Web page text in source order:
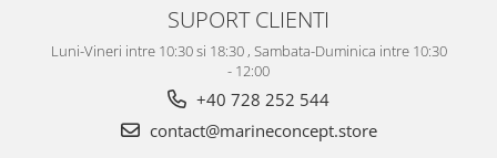
SUPORT CLIENTI
Luni-Vineri intre 10:30 si 18:30 , Sambata-Duminica intre 10:30
- 12:00
+40 728 252 544
contact@marineconcept.store